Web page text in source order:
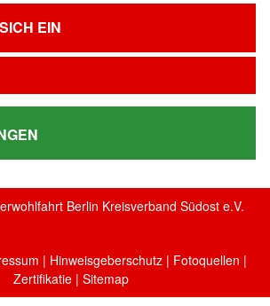
EIN
Berlin Kreisverband Südost e.V.
| Hinweisgeberschutz | Fotoquellen |
Zertifikatie | Sitemap